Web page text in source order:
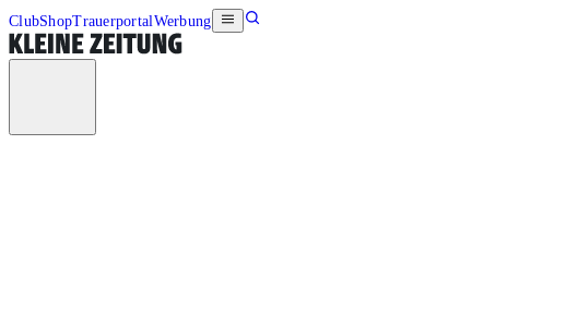
ClubShopTrauerportalWerbung